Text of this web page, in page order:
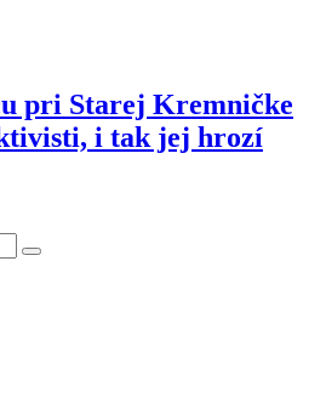
pri Starej Kremničke
i tak jej hrozí